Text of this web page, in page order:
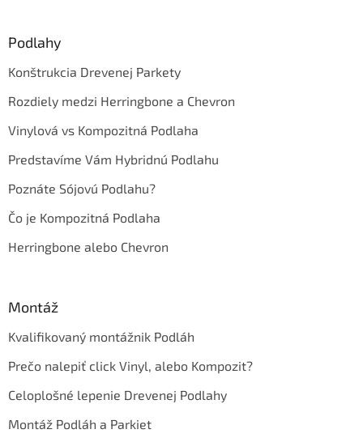
Podlahy
Konštrukcia Drevenej Parkety
Rozdiely medzi Herringbone a Chevron
Vinylová vs Kompozitná Podlaha
Predstavíme Vám Hybridnú Podlahu
Poznáte Sójovú Podlahu?
Čo je Kompozitná Podlaha
Herringbone alebo Chevron
Montáž
Kvalifikovaný montážnik Podláh
Prečo nalepiť click Vinyl, alebo Kompozit?
Celoplošné lepenie Drevenej Podlahy
Montáž Podláh a Parkiet